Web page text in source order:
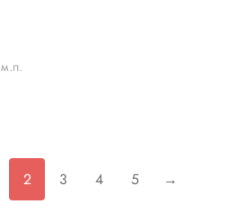
2 3 4 5 →